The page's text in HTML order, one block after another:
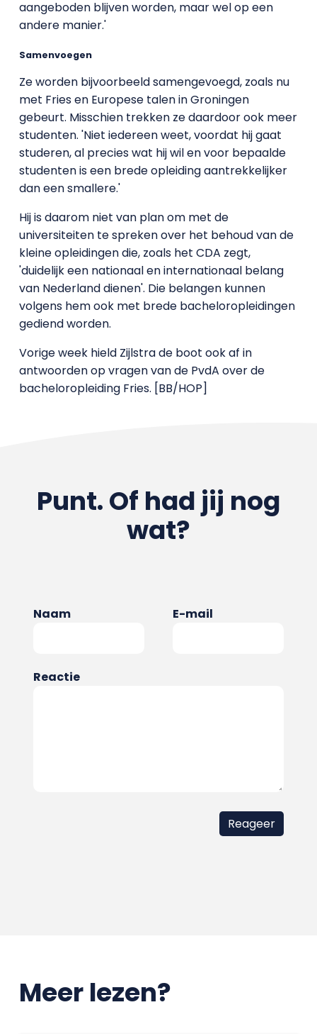
aangeboden blijven worden, maar wel op een
andere manier.'
Samenvoegen
Ze worden bijvoorbeeld samengevoegd, zoals nu
met Fries en Europese talen in Groningen
gebeurt. Misschien trekken ze daardoor ook meer
studenten. 'Niet iedereen weet, voordat hij gaat
studeren, al precies wat hij wil en voor bepaalde
studenten is een brede opleiding aantrekkelijker
dan een smallere.'
Hij is daarom niet van plan om met de
universiteiten te spreken over het behoud van de
kleine opleidingen die, zoals het CDA zegt,
'duidelijk een nationaal en internationaal belang
van Nederland dienen'. Die belangen kunnen
volgens hem ook met brede bacheloropleidingen
gediend worden.
Vorige week hield Zijlstra de boot ook af in
antwoorden op vragen van de PvdA over de
bacheloropleiding Fries. [BB/HOP]
Punt. Of had jij nog
wat?
Naam E-mail
Reactie
Meer lezen?